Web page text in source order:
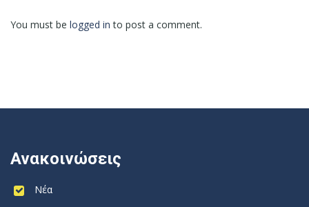
You must be logged in to post a comment.
Ανακοινώσεις
Νέα